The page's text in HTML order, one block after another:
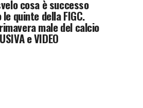
cosa è successo
quinte della FIGC.
male del calcio
e VIDEO